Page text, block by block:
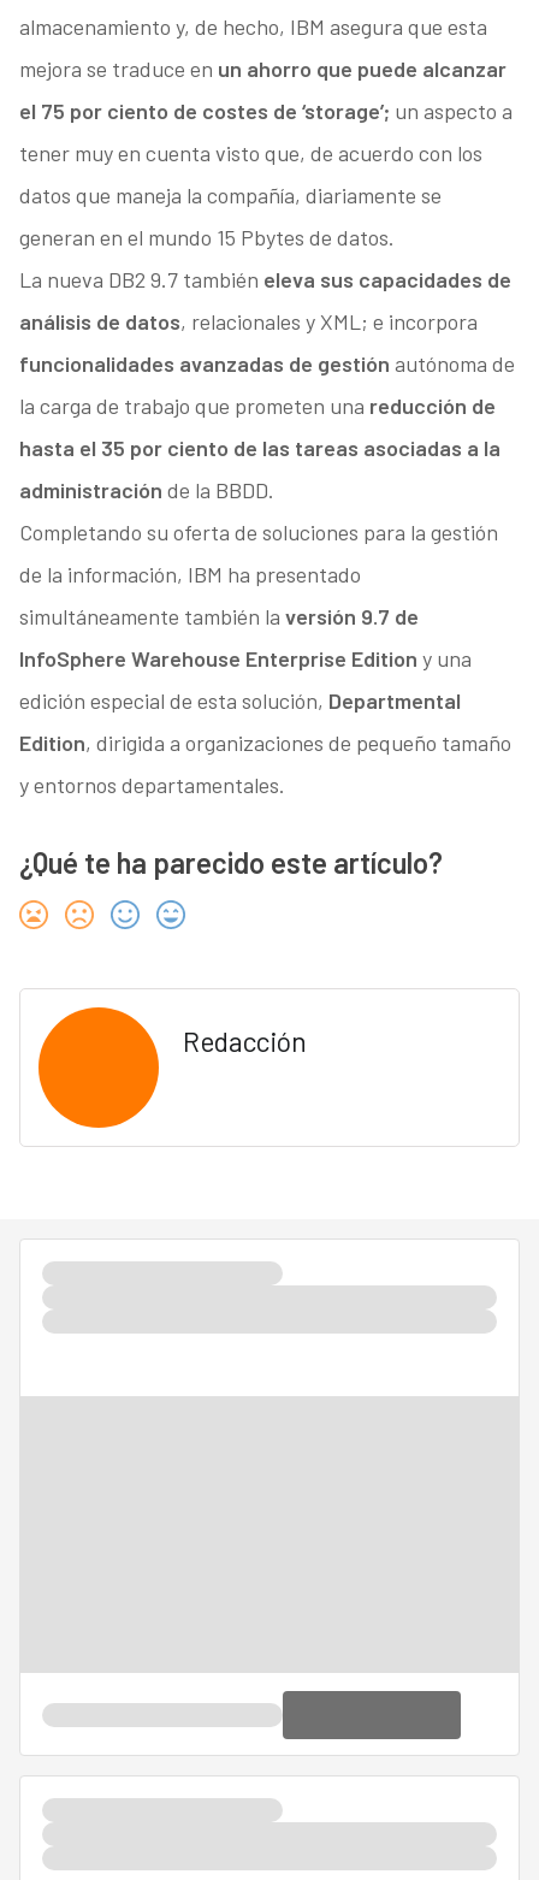
almacenamiento y, de hecho, IBM asegura que esta
mejora se traduce en un ahorro que puede alcanzar
el 75 por ciento de costes de ‘storage’; un aspecto a
tener muy en cuenta visto que, de acuerdo con los
datos que maneja la compañía, diariamente se
generan en el mundo 15 Pbytes de datos.
La nueva DB2 9.7 también eleva sus capacidades de
análisis de datos, relacionales y XML; e incorpora
funcionalidades avanzadas de gestión autónoma de
la carga de trabajo que prometen una reducción de
hasta el 35 por ciento de las tareas asociadas a la
administración de la BBDD.
Completando su oferta de soluciones para la gestión
de la información, IBM ha presentado
simultáneamente también la versión 9.7 de
InfoSphere Warehouse Enterprise Edition y una
edición especial de esta solución, Departmental
Edition, dirigida a organizaciones de pequeño tamaño
y entornos departamentales.
¿Qué te ha parecido este artículo?
Redacción